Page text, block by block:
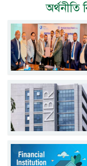
অর্থনীতি